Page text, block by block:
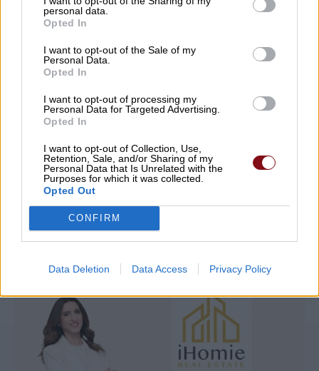
personal data.
Opted In
I want to opt-out of the Sale of my
Personal Data.
Opted In
I want to opt-out of processing my
Personal Data for Targeted Advertising.
Opted In
I want to opt-out of Collection, Use,
Retention, Sale, and/or Sharing of my
Personal Data that Is Unrelated with the
Purposes for which it was collected.
Opted Out
CONFIRM
Data Deletion Data Access Privacy Policy
Αμπελώνα 2026
Τουρκία, Σαουδική Αραβία, και Πακιστάν
07/08/2026 , 14:01
Δείτε εδώ όλα τα νέα